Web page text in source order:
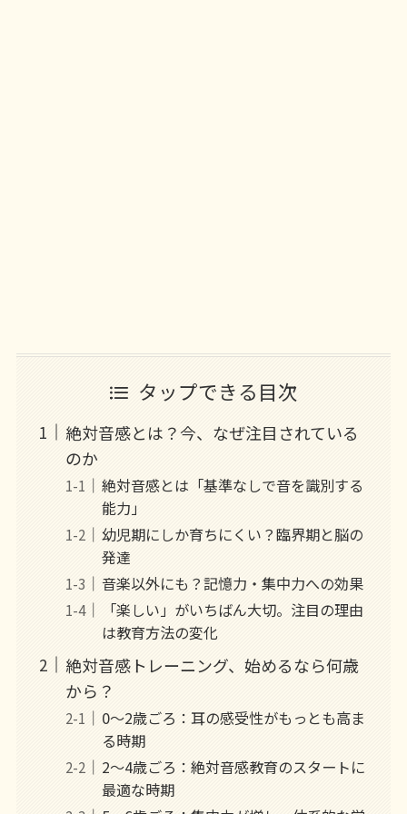
タップできる目次
絶対音感とは？今、なぜ注目されている
のか
絶対音感とは「基準なしで音を識別する
能力」
幼児期にしか育ちにくい？臨界期と脳の
発達
音楽以外にも？記憶力・集中力への効果
「楽しい」がいちばん大切。注目の理由
は教育方法の変化
絶対音感トレーニング、始めるなら何歳
から？
0〜2歳ごろ：耳の感受性がもっとも高ま
る時期
2〜4歳ごろ：絶対音感教育のスタートに
最適な時期